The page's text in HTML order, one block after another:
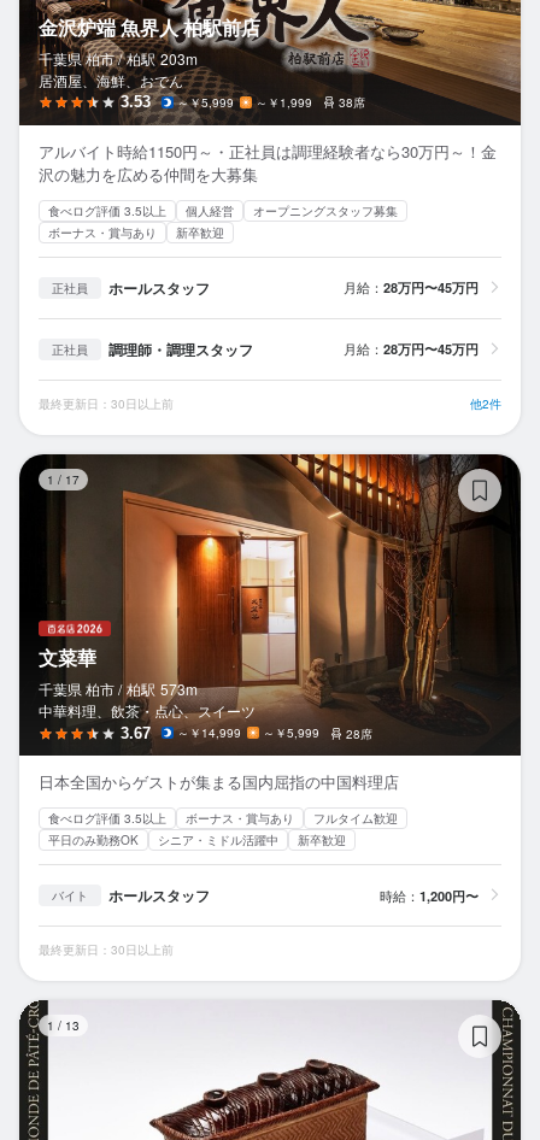
金沢炉端 魚界人 柏駅前店
千葉県 柏市 / 柏駅 203m
居酒屋、海鮮、おでん
3.53 ～￥5,999 ～￥1,999 38席
アルバイト時給1150円～・正社員は調理経験者なら30万円～！金
沢の魅力を広める仲間を大募集
食べログ評価 3.5以上 個人経営
オープニングスタッフ募集
ボーナス・賞与あり
新卒歓迎
正社員 ホールスタッフ 月給： 28万円〜45万円
正社員 調理師・調理スタッフ 月給： 28万円〜45万円
最終更新日：30日以上前 他2件
1 / 17
文菜華
千葉県 柏市 / 柏駅 573m
中華料理、飲茶・点心、スイーツ
3.67 ～￥14,999 ～￥5,999 28席
日本全国からゲストが集まる国内屈指の中国料理店
食べログ評価 3.5以上 ボーナス・賞与あり
フルタイム歓迎
平日のみ勤務OK
シニア・ミドル活躍中 新卒歓迎
バイト ホールスタッフ 時給： 1,200円〜
最終更新日：30日以上前
1 / 13